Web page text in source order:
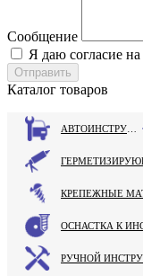
Сообщение
Я даю согласие на
Каталог товаров